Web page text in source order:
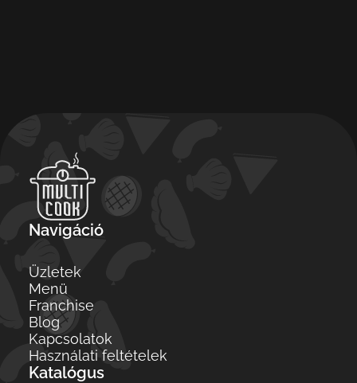
Navigáció
Üzletek
Menü
Franchise
Blog
Kapcsolatok
Használati feltételek
Katalógus